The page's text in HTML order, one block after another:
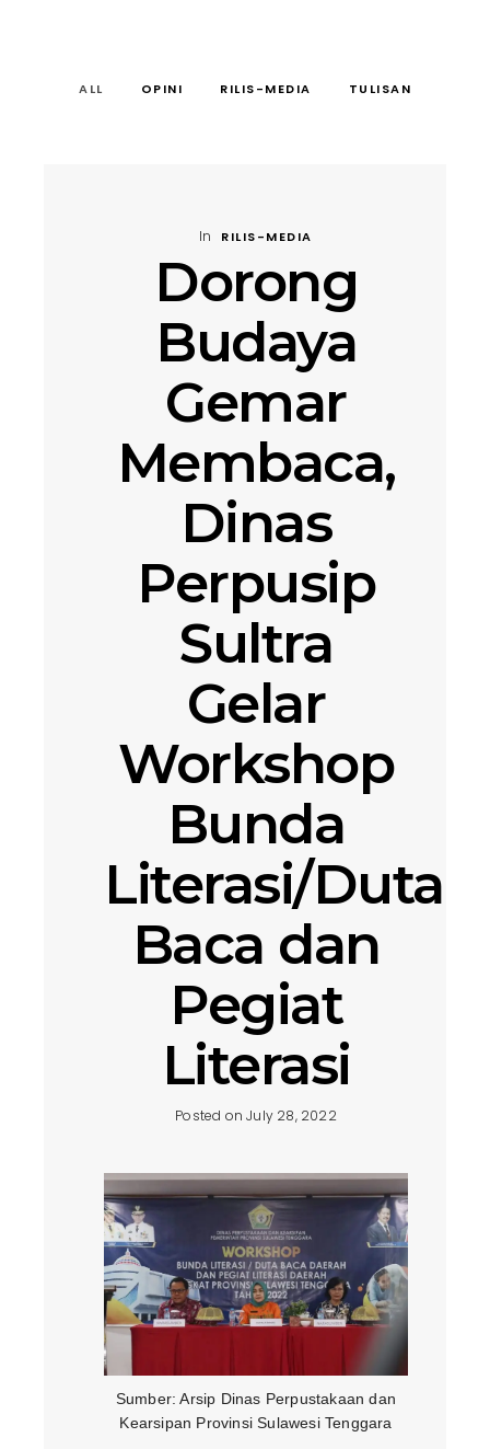
ALL OPINI RILIS-MEDIA TULISAN
In RILIS-MEDIA
Dorong
Budaya
Gemar
Membaca,
Dinas
Perpusip
Sultra
Gelar
Workshop
Bunda
Literasi/Duta
Baca dan
Pegiat
Literasi
Posted on July 28, 2022
Sumber: Arsip Dinas Perpustakaan dan
Kearsipan Provinsi Sulawesi Tenggara